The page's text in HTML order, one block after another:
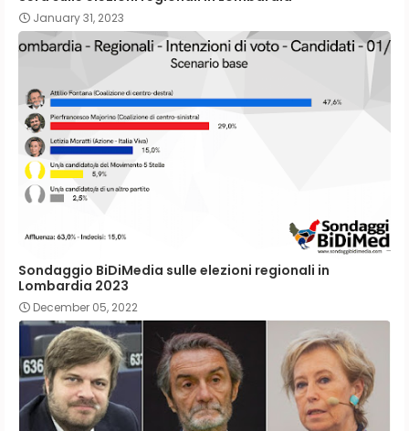
January 31, 2023
Sondaggio BiDiMedia sulle elezioni regionali in
Lombardia 2023
December 05, 2022